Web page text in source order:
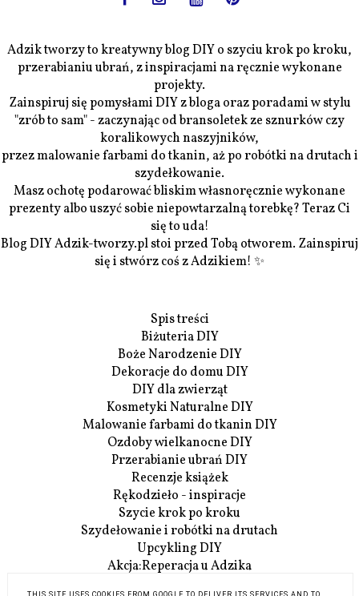
Adzik tworzy to kreatywny blog DIY o szyciu krok po kroku,
przerabianiu ubrań, z inspiracjami na ręcznie wykonane
projekty.
Zainspiruj się pomysłami DIY z bloga oraz poradami w stylu
"zrób to sam" - zaczynając od bransoletek ze sznurków czy
koralikowych naszyjników,
przez malowanie farbami do tkanin, aż po robótki na drutach i
szydełkowanie.
Masz ochotę podarować bliskim własnoręcznie wykonane
prezenty albo uszyć sobie niepowtarzalną torebkę? Teraz Ci
się to uda!
Blog DIY Adzik-tworzy.pl stoi przed Tobą otworem. Zainspiruj
się i stwórz coś z Adzikiem! ✨
Spis treści
Biżuteria DIY
Boże Narodzenie DIY
Dekoracje do domu DIY
DIY dla zwierząt
Kosmetyki Naturalne DIY
Malowanie farbami do tkanin DIY
Ozdoby wielkanocne DIY
Przerabianie ubrań DIY
Recenzje książek
Rękodzieło - inspiracje
Szycie krok po kroku
Szydełowanie i robótki na drutach
Upcykling DIY
Akcja:Reperacja u Adzika
THIS SITE USES COOKIES FROM GOOGLE TO DELIVER ITS SERVICES AND TO